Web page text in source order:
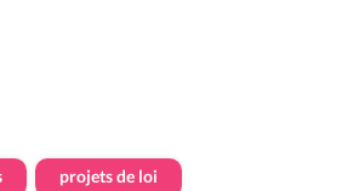
projets de loi